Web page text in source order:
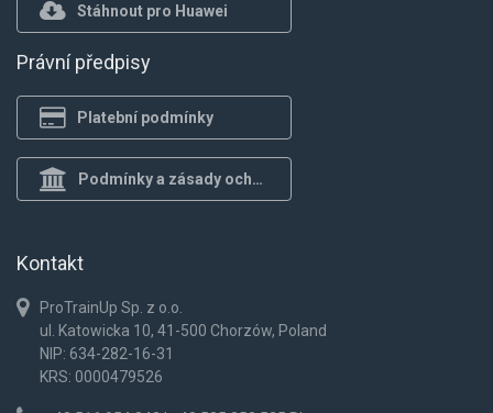
Stáhnout pro Huawei
Právní předpisy
Platební podmínky
Podmínky a zásady ochrany osob.
Kontakt
ProTrainUp Sp. z o.o.
ul. Katowicka 10, 41-500 Chorzów, Poland
NIP: 634-282-16-31
KRS: 0000479526